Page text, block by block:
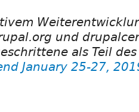
und
als Teil
January 25-27,